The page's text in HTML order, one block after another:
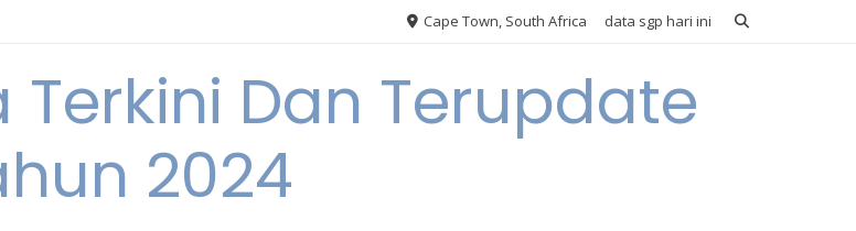
Cape Town, South Africa data sgp hari ini
Dan Terupdate
2024